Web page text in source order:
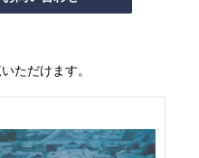
ただけます。